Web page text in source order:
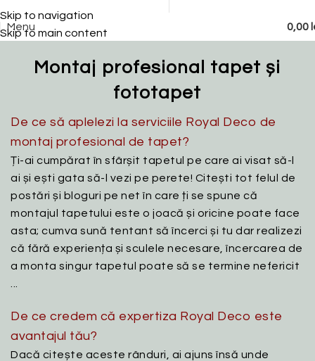
Skip to navigation
Skip to main content
Menu 0,00
Montaj profesional tapet și
fototapet
De ce să aplelezi la serviciile Royal Deco de
montaj profesional de tapet?
Ți-ai cumpărat în sfârșit tapetul pe care ai visat să-l
ai și ești gata să-l vezi pe perete! Citești tot felul de
postări și bloguri pe net în care ți se spune că
montajul tapetului este o joacă și oricine poate face
asta; cumva sună tentant să încerci și tu dar realizezi
că fără experiența și sculele necesare, încercarea de
a monta singur tapetul poate să se termine nefericit
De ce credem că expertiza Royal Deco este
avantajul tău?
Dacă citește aceste rânduri, ai ajuns însă unde